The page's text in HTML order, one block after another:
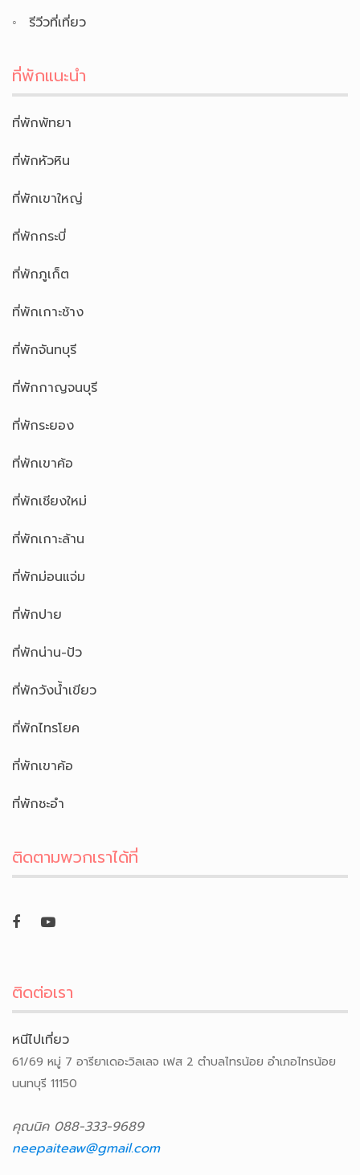
รีวีวที่เที่ยว
ที่พักแนะนำ
ที่พักพัทยา
ที่พักหัวหิน
ที่พักเขาใหญ่
ที่พักกระบี่
ที่พักภูเก็ต
ที่พักเกาะช้าง
ที่พักจันทบุรี
ที่พักกาญจนบุรี
ที่พักระยอง
ที่พักเขาค้อ
ที่พักเชียงใหม่
ที่พักเกาะล้าน
ที่พักม่อนแจ่ม
ที่พักปาย
ที่พักน่าน-ปัว
ที่พักวังน้ำเขียว
ที่พักไทรโยค
ที่พักเขาค้อ
ที่พักชะอำ
ติดตามพวกเราได้ที่
ติดต่อเรา
หนีไปเที่ยว
61/69 หมู่ 7 อารียาเดอะวิลเลจ เฟส 2 ตำบลไทรน้อย อำเภอไทรน้อย
นนทบุรี 11150
คุณนิค 088-333-9689
neepaiteaw@gmail.com